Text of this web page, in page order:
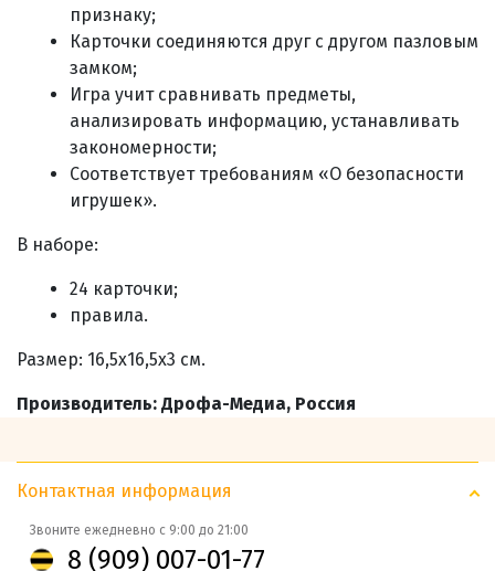
признаку;
Карточки соединяются друг с другом пазловым
замком;
Игра учит сравнивать предметы,
анализировать информацию, устанавливать
закономерности;
Соответствует требованиям «О безопасности
игрушек».
В наборе:
24 карточки;
правила.
Размер: 16,5х16,5х3 см.
Производитель: Дрофа-Медиа, Россия
Контактная информация
Звоните ежедневно с 9:00 до 21:00
8 (909) 007-01-77